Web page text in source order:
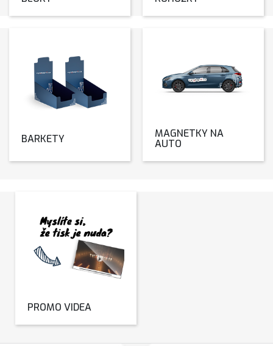
BARKETY
MAGNETKY NA
AUTO
PROMO VIDEA